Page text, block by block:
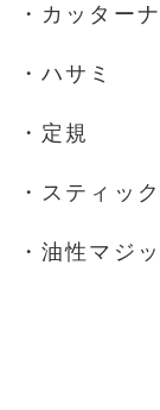
・カッター
・ハサミ
・定規
・スティッ
・油性マジ